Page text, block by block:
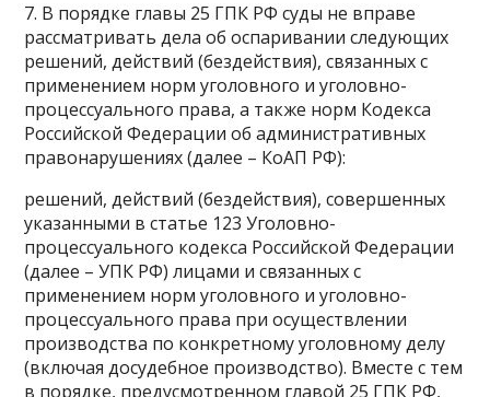
7. В порядке главы 25 ГПК РФ суды не вправе
рассматривать дела об оспаривании следующих
решений, действий (бездействия), связанных с
применением норм уголовного и уголовно-
процессуального права, а также норм Кодекса
Российской Федерации об административных
правонарушениях (далее – КоАП РФ):
решений, действий (бездействия), совершенных
указанными в статье 123 Уголовно-
процессуального кодекса Российской Федерации
(далее – УПК РФ) лицами и связанных с
применением норм уголовного и уголовно-
процессуального права при осуществлении
производства по конкретному уголовному делу
(включая досудебное производство). Вместе с тем
в порядке, предусмотренном главой 25 ГПК РФ,